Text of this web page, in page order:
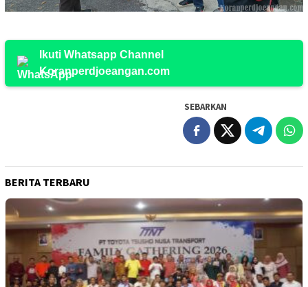
Ikuti Whatsapp Channel
Koranperdjoeangan.com
SEBARKAN
BERITA TERBARU